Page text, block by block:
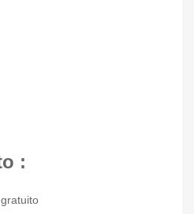
: